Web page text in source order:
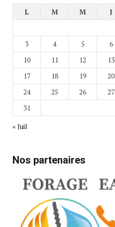
L
M M J
3
4 5 6
10
11 12 13
17
18 19 20
24
25 26 27
31
« Juil
Nos partenaires